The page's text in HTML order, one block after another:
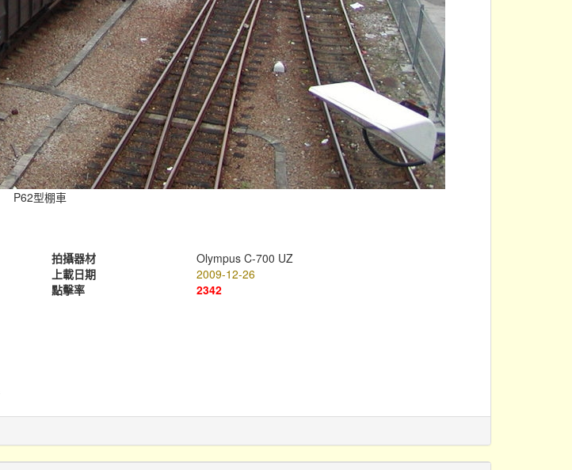
P62型棚車
拍攝器材
Olympus C-700 UZ
上載日期
2009-12-26
點擊率
2342